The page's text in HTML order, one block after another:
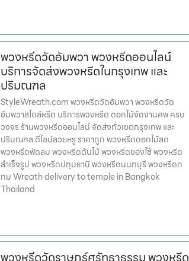
พวงหรีดวัดอัมพวา พวงหรีดออนไลน์
บริการจัดส่งพวงหรีดในกรุงเทพ และ
ปริมณฑล
StyleWreath.com พวงหรีดวัดอัมพวา พวงหรีดวัด
อัมพวาสไตล์หรีด บริการพวงหรีด ดอกไม้จัดงานศพ ครบ
วงจร ร้านพวงหรีดออนไลน์ จัดส่งทั่วเขตกรุงเทพ และ
ปริมณฑล ดีไซน์สวยหรู ราคาถูก พวงหรีดดอกไม้สด
พวงหรีดพัดลม พวงหรีดต้นไม้ พวงหรีดของใช้ พวงหรีด
สำเร็จรูป พวงหรีดปทุมธานี พวงหรีดนนทบุรี พวงหรีดก
ทม Wreath delivery to temple in Bangkok
Thailand